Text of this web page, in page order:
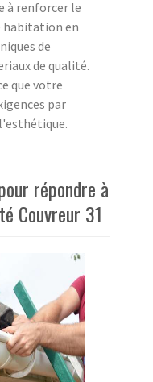
à renforcer le
habitation en
de
de qualité.
que votre
par
répondre à
Couvreur 31